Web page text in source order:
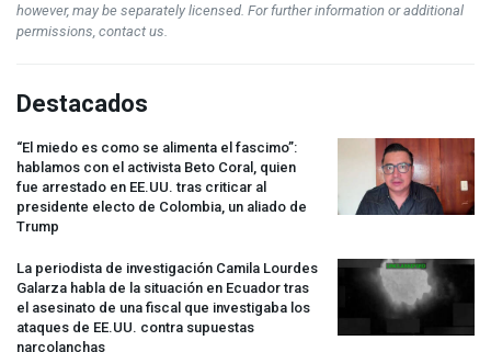
however, may be separately licensed. For further information or additional
permissions, contact us.
Destacados
“El miedo es como se alimenta el fascimo”:
hablamos con el activista Beto Coral, quien
fue arrestado en EE.UU. tras criticar al
presidente electo de Colombia, un aliado de
Trump
La periodista de investigación Camila Lourdes
Galarza habla de la situación en Ecuador tras
el asesinato de una fiscal que investigaba los
ataques de EE.UU. contra supuestas
narcolanchas